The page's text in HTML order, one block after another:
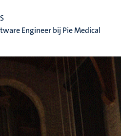
Engineer bij Pie Medical